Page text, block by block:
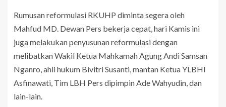
Rumusan reformulasi RKUHP diminta segera oleh
Mahfud MD. Dewan Pers bekerja cepat, hari Kamis ini
juga melakukan penyusunan reformulasi dengan
melibatkan Wakil Ketua Mahkamah Agung Andi Samsan
Nganro, ahli hukum Bivitri Susanti, mantan Ketua YLBHI
Asfinawati, Tim LBH Pers dipimpin Ade Wahyudin, dan
lain-lain.